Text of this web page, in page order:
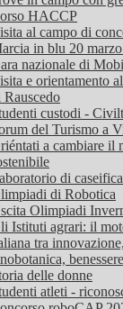
HACCP
al campo di
in blu 20
nazionale di
e orientamento
Rauscedo
custodi -
del Turismo a
a cambiare il
di
di Robotica
Olimpiadi
Istituti agrari: il
tra
delle donne
atleti -